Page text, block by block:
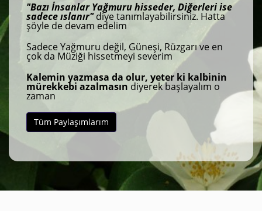
"Bazı İnsanlar Yağmuru hisseder, Diğerleri ise
sadece ıslanır"diye tanımlayabilirsiniz. Hatta
şöyle de devam edelim
Sadece Yağmuru değil, Güneşi, Rüzgarı ve en
çok da Müziği hissetmeyi severim
Kalemin yazmasa da olur, yeter ki kalbinin
mürekkebi azalmasın diyerek başlayalım o
zaman
Tüm Paylaşımlarım